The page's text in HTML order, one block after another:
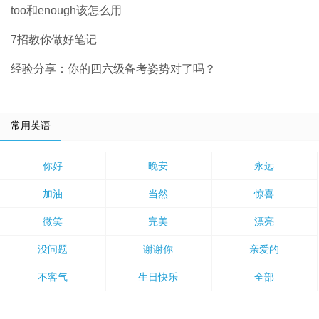
too和enough该怎么用
7招教你做好笔记
经验分享：你的四六级备考姿势对了吗？
常用英语
你好 晚安 永远
加油 当然 惊喜
微笑 完美 漂亮
没问题 谢谢你 亲爱的
不客气 生日快乐 全部